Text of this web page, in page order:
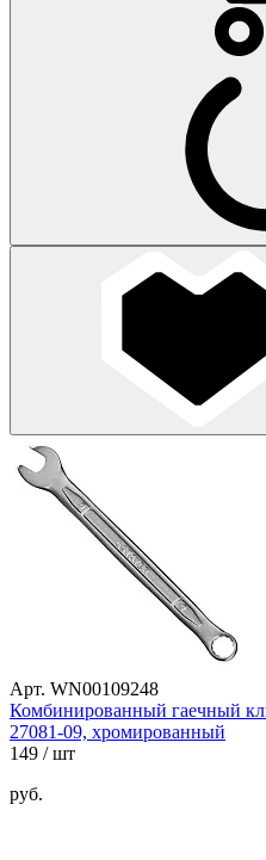
Арт. WN00109248
Комбинированный гаечный
27081-09, хромированный
149 / шт
руб.